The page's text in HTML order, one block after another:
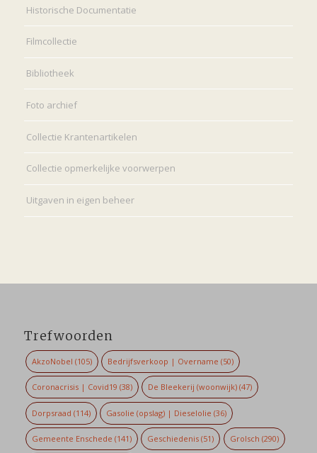
Historische Documentatie
Filmcollectie
Bibliotheek
Foto archief
Collectie Krantenartikelen
Collectie opmerkelijke voorwerpen
Uitgaven in eigen beheer
Trefwoorden
AkzoNobel (105) Bedrijfsverkoop | Overname (50)
Coronacrisis | Covid19 (38) De Bleekerij (woonwijk) (47)
Dorpsraad (114) Gasolie (opslag) | Dieselolie (36)
Gemeente Enschede (141) Geschiedenis (51) Grolsch (290)